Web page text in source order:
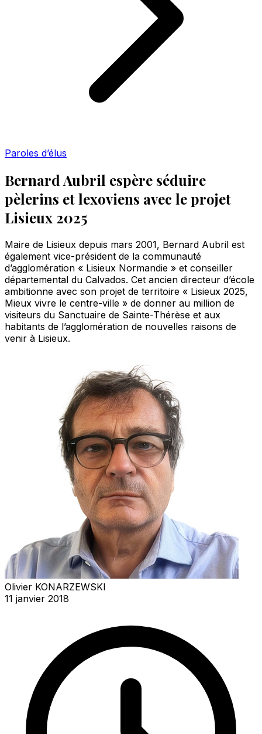
Paroles d’élus
Bernard Aubril espère séduire
pèlerins et lexoviens avec le projet
Lisieux 2025
Maire de Lisieux depuis mars 2001, Bernard Aubril est
également vice-président de la communauté
d’agglomération « Lisieux Normandie » et conseiller
départemental du Calvados. Cet ancien directeur d’école
ambitionne avec son projet de territoire « Lisieux 2025,
Mieux vivre le centre-ville » de donner au million de
visiteurs du Sanctuaire de Sainte-Thérèse et aux
habitants de l’agglomération de nouvelles raisons de
venir à Lisieux.
Olivier KONARZEWSKI
11 janvier 2018